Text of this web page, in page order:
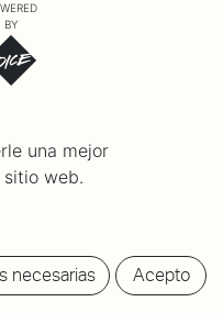
BY
una mejor
sitio web.
necesarias Acepto